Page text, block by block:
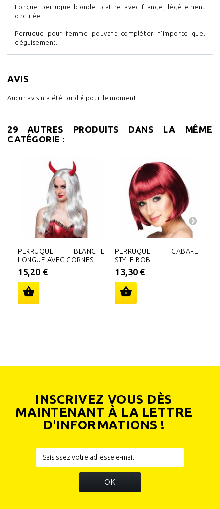
Longue perruque blonde platine avec frange, légèrement
ondulée
Perruque pour femme pouvant compléter n'importe quel
déguisement.
AVIS
Aucun avis n'a été publié pour le moment.
29 AUTRES PRODUITS DANS LA MÊME
CATÉGORIE :
PERRUQUE BLANCHE
LONGUE AVEC CORNES
15,20 €
PERRUQUE CABARET
STYLE BOB
13,30 €
INSCRIVEZ VOUS DÈS
MAINTENANT À LA LETTRE
D'INFORMATIONS !
OK